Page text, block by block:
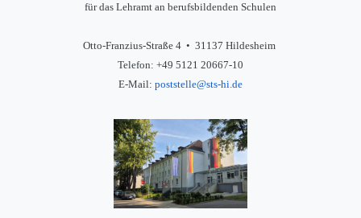
für das Lehramt an berufsbildenden Schulen
Otto-Franzius-Straße 4 • 31137 Hildesheim
Telefon: +49 5121 20667-10
E-Mail: poststelle@sts-hi.de